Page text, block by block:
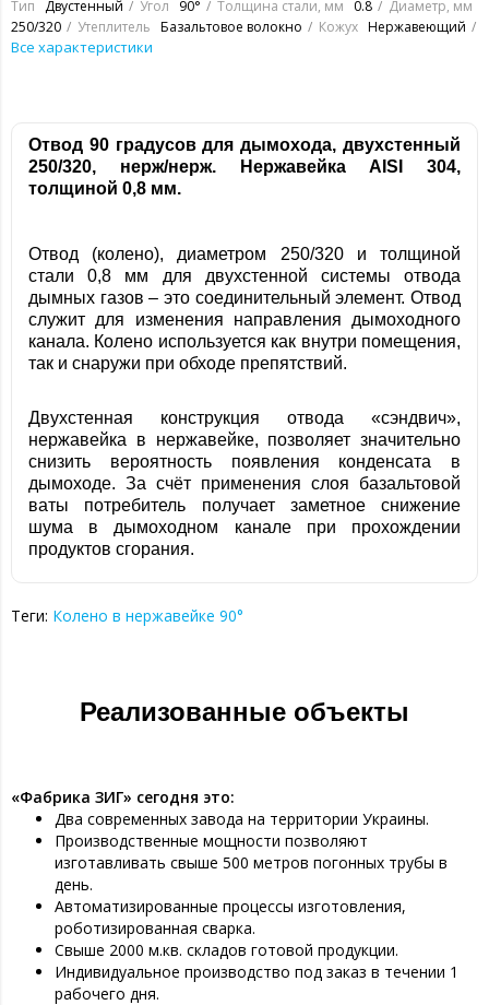
Тип Двустенный Угол 90° Толщина стали, мм 0.8
Диаметр, мм
250/320
Утеплитель Базальтовое волокно Кожух Нержавеющий
Все характеристики
Отвод 90 градусов для дымохода, двухстенный
250/320, нерж/нерж. НержавейкаAISI 304,
толщиной 0,8 мм.
Отвод (колено), диаметром 250/320 и толщиной
стали 0,8 мм для двухстенной системы отвода
дымных газов – это соединительный элемент. Отвод
служит для изменения направления дымоходного
канала. Колено используется как внутри помещения,
так и снаружи при обходе препятствий.
Двухстенная конструкция отвода «сэндвич»,
нержавейка в нержавейке, позволяет значительно
снизить вероятность появления конденсата в
дымоходе. За счёт применения слоя базальтовой
ваты потребитель получает заметное снижение
шума в дымоходном канале при прохождении
продуктов сгорания.
Теги: Колено в нержавейке 90°
Реализованные объекты
«Фабрика ЗИГ» сегодня это:
Два современных завода на территории Украины.
Производственные мощности позволяют
изготавливать свыше 500 метров погонных трубы в
день.
Автоматизированные процессы изготовления,
роботизированная сварка.
Свыше 2000 м.кв. складов готовой продукции.
Индивидуальное производство под заказ в течении 1
рабочего дня.